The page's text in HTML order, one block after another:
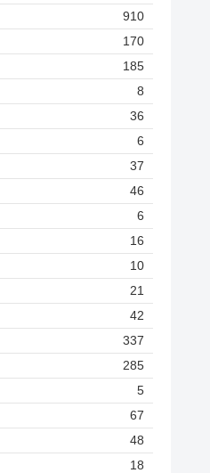
910
170
185
8
36
6
37
46
6
16
10
21
42
337
285
5
67
48
18